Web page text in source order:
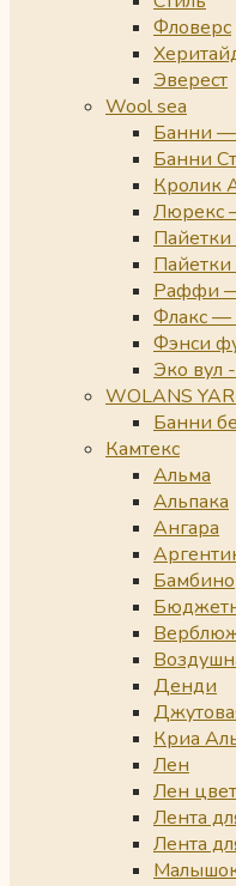
Фловерс
Эверест
Wool sea
Банни —
Банни
Кролик
Люрекс
Пайетки
Раффи
Флакс —
Фэнси
Эко вул
WOLANS
Банни
Камтекс
Альма
Альпака
Ангара
Бамбино
Денди
Криа
Лен
Лен
Лента
Лента